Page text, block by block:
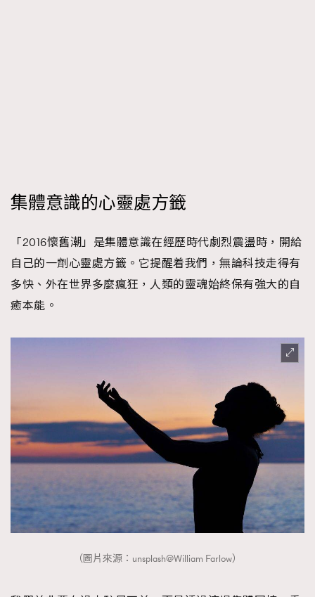
集體意識的心靈處方籤
「2016懷舊潮」是集體意識在經歷時代劇烈震盪時，開給
自己的一劑心靈處方籤。它提醒着我們，無論科技走得有
多快、外在世界多麼瘋狂，人類的靈魂始終保有強大的自
癒本能。
（圖片來源：unsplash@William Farlow）